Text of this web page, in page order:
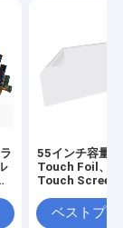
55インチ容量
Touch Foil、
Touch Screen
ベストプラ